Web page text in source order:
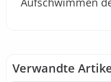
Verwandte